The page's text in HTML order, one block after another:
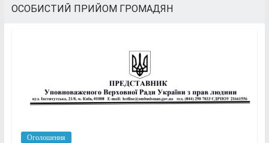
ОСОБИСТИЙ ПРИЙОМ ГРОМАДЯН
Оголошення